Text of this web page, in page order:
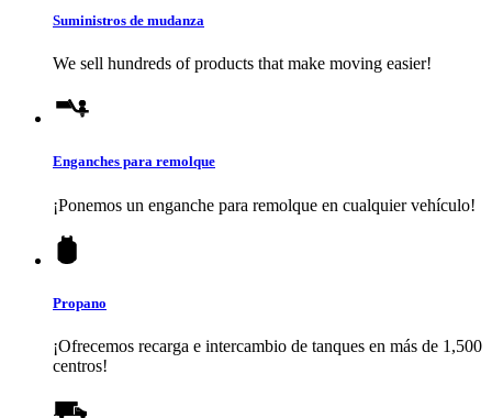
Suministros de mudanza
We sell hundreds of products that make moving easier!
Enganches para remolque
¡Ponemos un enganche para remolque en cualquier vehículo!
Propano
¡Ofrecemos recarga e intercambio de tanques en más de 1,500
centros!